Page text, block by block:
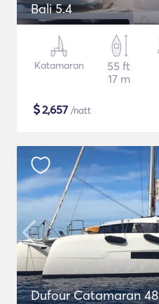
Bali 5.4
Katamaran
55 ft
17 m
$2,657 /natt
Dufour Catamaran 48